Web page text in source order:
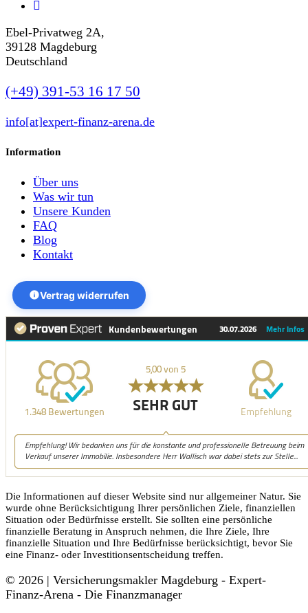
Ebel-Privatweg 2A,
39128 Magdeburg
Deutschland
(+49) 391-53 16 17 50
info[at]expert-finanz-arena.de
Information
Über uns
Was wir tun
Unsere Kunden
FAQ
Blog
Kontakt
Vertrag widerrufen
Die Informationen auf dieser Website sind nur allgemeiner Natur. Sie
wurde ohne Berücksichtigung Ihrer persönlichen Ziele, finanziellen
Situation oder Bedürfnisse erstellt. Sie sollten eine persönliche
finanzielle Beratung in Anspruch nehmen, die Ihre Ziele, Ihre
finanzielle Situation und Ihre Bedürfnisse berücksichtigt, bevor Sie
eine Finanz- oder Investitionsentscheidung treffen.
© 2026 | Versicherungsmakler Magdeburg - Expert-
Finanz-Arena - Die Finanzmanager